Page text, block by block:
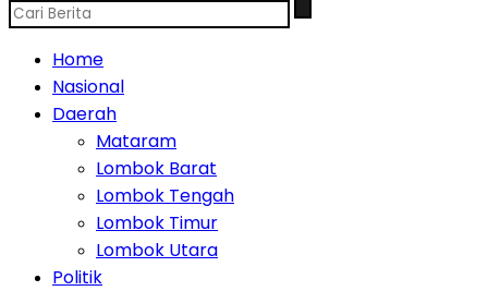
Home
Nasional
Daerah
Mataram
Lombok Barat
Lombok Tengah
Lombok Timur
Lombok Utara
Politik